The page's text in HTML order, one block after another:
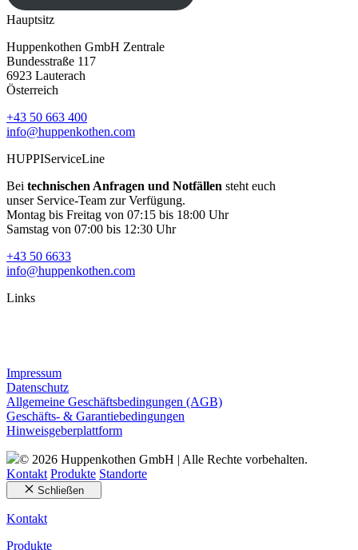
Hauptsitz
Huppenkothen GmbH Zentrale
Bundesstraße 117
6923 Lauterach
Österreich
+43 50 663 400
info@huppenkothen.com
HUPPIServiceLine
Bei technischen Anfragen und Notfällen steht euch
unser Service-Team zur Verfügung.
Montag bis Freitag von 07:15 bis 18:00 Uhr
Samstag von 07:00 bis 12:30 Uhr
+43 50 6633
info@huppenkothen.com
Links
Impressum
Datenschutz
Allgemeine Geschäftsbedingungen (AGB)
Geschäfts- & Garantiebedingungen
Hinweisgeberplattform
© 2026 Huppenkothen GmbH | Alle Rechte vorbehalten.
Kontakt Produkte Standorte
Schließen
Kontakt
Produkte